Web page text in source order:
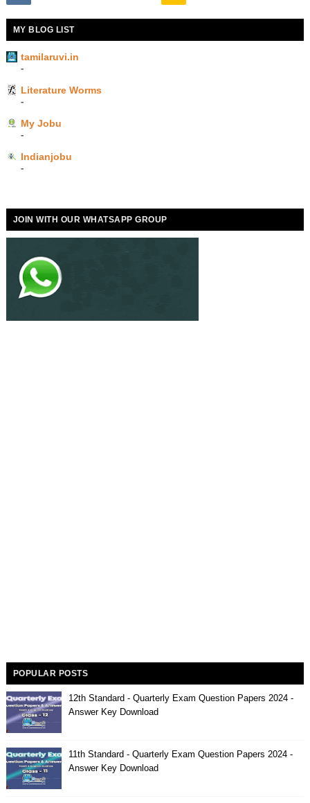
MY BLOG LIST
tamilaruvi.in
-
Literature Worms
-
My Jobu
-
Indianjobu
-
JOIN WITH OUR WHATSAPP GROUP
POPULAR POSTS
12th Standard - Quarterly Exam Question Papers 2024 -
Answer Key Download
11th Standard - Quarterly Exam Question Papers 2024 -
Answer Key Download